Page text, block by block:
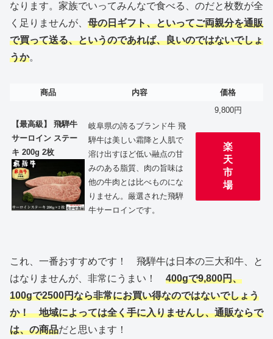
なります。家族でいってみんなで食べる、のだと枚数が全
く足りませんが、 母の日ギフト、といってご両親分を通販
で買って送る、というのであれば、良いのではないでしょ
うか。
商品 内容 価格
【最高級】 飛騨牛
サーロイン ステー
キ 200g 2枚
岐阜県の誇るブランド牛 飛
騨牛は美しい霜降と人肌で
溶け出すほど低い融点の甘
みのある脂質、肉の旨味は
他の牛肉とは比べものにな
りません。厳選された飛騨
牛サーロインです。
9,800円
楽
天
市
場
これ、一番おすすめです！ 飛騨牛は日本の三大和牛、と
はなりませんが、非常にうまい！ 400gで9,800円、
100gで2500円なら非常にお買い得なのではないでしょう
か！ 地域によっては全く手に入りませんし、通販ならで
は、の商品だと思います！